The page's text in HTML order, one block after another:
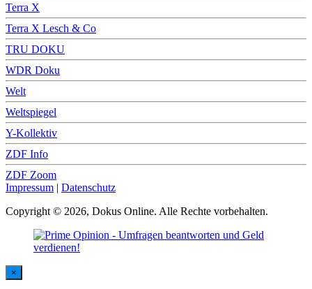
Terra X
Terra X Lesch & Co
TRU DOKU
WDR Doku
Welt
Weltspiegel
Y-Kollektiv
ZDF Info
ZDF Zoom
Impressum | Datenschutz
Copyright © 2026, Dokus Online. Alle Rechte vorbehalten.
×